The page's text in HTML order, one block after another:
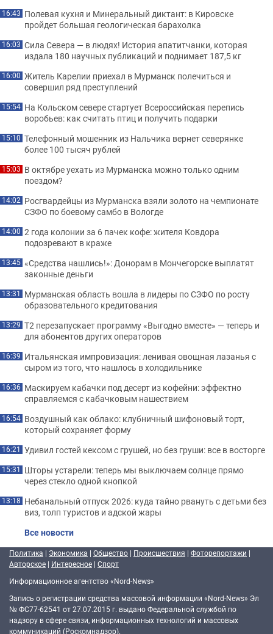
16:43 Полевая кухня и Минеральный диктант: в Кировске
пройдет большая геологическая барахолка
16:03 Сила Севера — в людях! История апатитчанки, которая
издала 180 научных публикаций и поднимает 187,5 кг
16:00 Житель Карелии приехал в Мурманск полечиться и
совершил ряд преступлений
15:54 На Кольском севере стартует Всероссийская перепись
воробьев: как считать птиц и получить подарки
15:10 Телефонный мошенник из Нальчика вернет северянке
более 100 тысяч рублей
15:03 В октябре уехать из Мурманска можно только одним
поездом?
14:02 Росгвардейцы из Мурманска взяли золото на чемпионате
СЗФО по боевому самбо в Вологде
14:00 2 года колонии за 6 пачек кофе: жителя Ковдора
подозревают в краже
13:45 «Средства нашлись!»: Донорам в Мончегорске выплатят
законные деньги
13:31 Мурманская область вошла в лидеры по СЗФО по росту
образовательного кредитования
13:29 Т2 перезапускает программу «Выгодно вместе» — теперь и
для абонентов других операторов
16:39 Итальянская импровизация: ленивая овощная лазанья с
сыром из того, что нашлось в холодильнике
16:36 Маскируем кабачки под десерт из кофейни: эффектно
справляемся с кабачковым нашествием
16:54 Воздушный как облако: клубничный шифоновый торт,
который сохраняет форму
16:21 Удивил гостей кексом с грушей, но без груши: все в восторге
15:31 Шторы устарели: теперь мы выключаем солнце прямо
через стекло одной кнопкой
13:18 Небанальный отпуск 2026: куда тайно рвануть с детьми без
виз, толп туристов и адской жары
Все новости
Политика | Экономика | Общество | Происшествия | Фоторепортажи |
Авторское | Интересное | Спорт
Информационное агентство «Nord-News»
Запись о регистрации средства массовой информации «Nord-News» Эл
№ ФС77-62541 от 27.07.2015 г. выдано Федеральной службой по
надзору в сфере связи, информационных технологий и массовых
коммуникаций (Роскомнадзор).